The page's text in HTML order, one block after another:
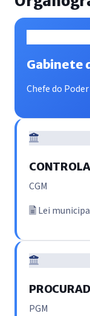
Gabinete
Chefe do
CGM
Lei
PGM